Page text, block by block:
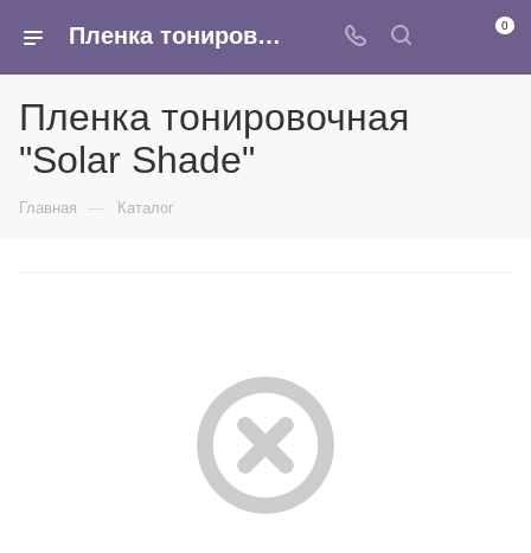
Пленка тонировочная Solar Shade - купить оптом в интернет-магазине Армина 0
Пленка тонировочная
"Solar Shade"
Главная — Каталог